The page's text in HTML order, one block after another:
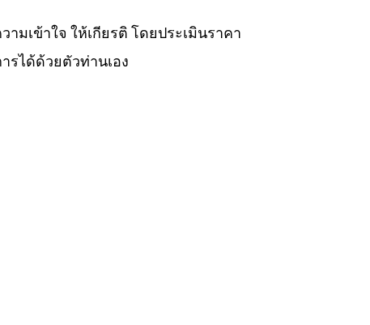
มเข้าใจ ให้เกียรติ โดยประเมินราคา
รได้ด้วยตัวท่านเอง